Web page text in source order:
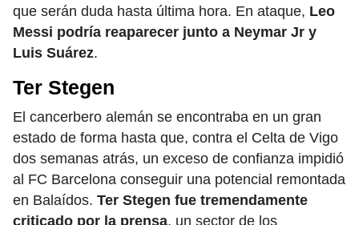
que serán duda hasta última hora. En ataque, Leo
Messi podría reaparecer junto a Neymar Jr y
Luis Suárez.
Ter Stegen
El cancerbero alemán se encontraba en un gran
estado de forma hasta que, contra el Celta de Vigo
dos semanas atrás, un exceso de confianza impidió
al FC Barcelona conseguir una potencial remontada
en Balaídos. Ter Stegen fue tremendamente
criticado por la prensa, un sector de los